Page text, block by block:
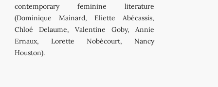
contemporary feminine literature
(Dominique Mainard, Eliette Abécassis,
Chloé Delaume, Valentine Goby, Annie
Ernaux, Lorette Nobécourt, Nancy
Houston).